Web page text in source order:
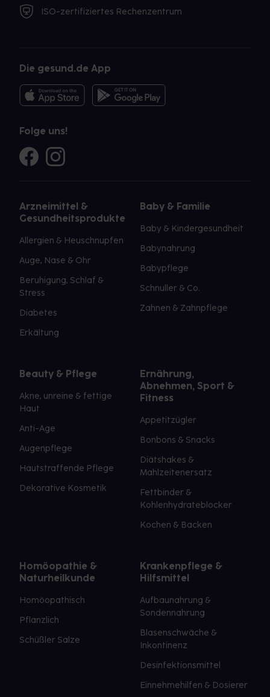
ISO-zertifiziertes Rechenzentrum
Die gesund.de App
Folge uns!
Arzneimittel &
Gesundheitsprodukte
Allergien & Heuschnupfen
Auge, Nase & Ohr
Beruhigung, Schlaf &
Stress
Diabetes
Erkältung
Baby & Familie
Baby & Kindergesundheit
Babynahrung
Babypflege
Schnuller & Co.
Zahnen & Zahnpflege
Beauty & Pflege
Akne, unreine & fettige
Haut
Anti-Age
Augenpflege
Hautstraffende Pflege
Dekorative Kosmetik
Ernährung,
Abnehmen, Sport &
Fitness
Appetitzügler
Bonbons & Snacks
Diätshakes &
Mahlzeitenersatz
Fettbinder &
Kohlenhydrateblocker
Kochen & Backen
Homöopathie &
Naturheilkunde
Homöopathisch
Pflanzlich
Schüßler Salze
Krankenpflege &
Hilfsmittel
Aufbaunahrung &
Sondennahrung
Blasenschwäche &
Inkontinenz
Desinfektionsmittel
Einnehmehilfen & Dosierer